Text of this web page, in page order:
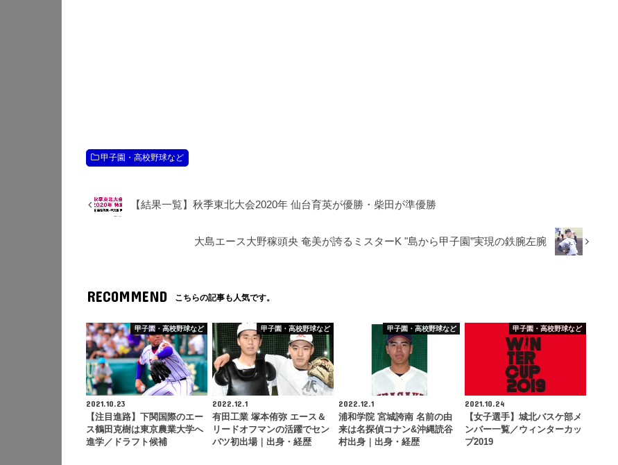
甲子園・高校野球など
【結果一覧】秋季東北大会2020年 仙台育英が優勝・柴田が準優勝
大島エース大野稼頭央 奄美が誇るミスターK "島から甲子園”実現の鉄腕左腕
RECOMMEND こちらの記事も人気です。
甲子園・高校野球など
2021.10.23
【注目進路】下関国際のエー
ス鶴田克樹は東京農業大学へ
進学／ドラフト候補
甲子園・高校野球など
2022.12.1
有田工業 塚本侑弥 エース＆
リードオフマンの活躍でセン
バツ初出場｜出身・経歴
甲子園・高校野球など
2022.12.1
浦和学院 宮城誇南 名前の由
来は名探偵コナン&沖縄読谷
村出身｜出身・経歴
甲子園・高校野球など
2021.10.24
【女子選手】城北バスケ部メ
ンバー一覧／ウィンターカッ
プ2019